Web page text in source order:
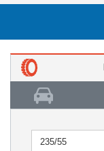
235/55